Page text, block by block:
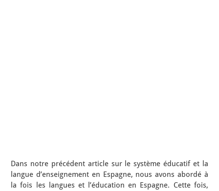
Dans notre précédent article sur le système éducatif et la
langue d’enseignement en Espagne, nous avons abordé à
la fois les langues et l’éducation en Espagne. Cette fois,